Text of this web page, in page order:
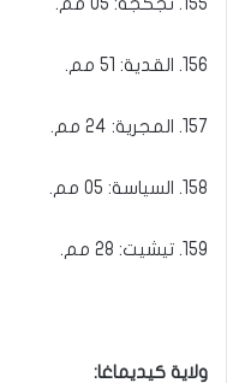
156. القدية: 51 مم.
157. المجرية: 24 مم.
158. السياسة: 05 مم.
159. تيشيت: 28 مم.
ولاية كيديماغا: